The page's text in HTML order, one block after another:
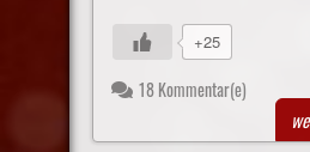
+25
18 Kommentar(e)